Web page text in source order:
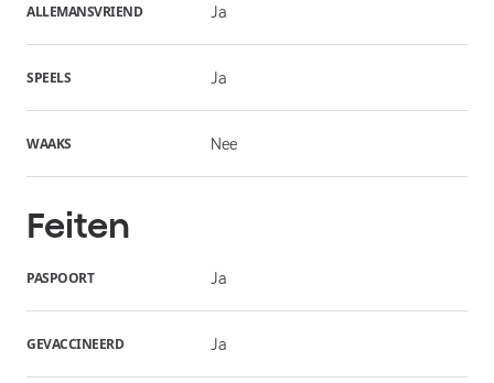
ALLEMANSVRIEND Ja
SPEELS Ja
WAAKS Nee
Feiten
PASPOORT Ja
GEVACCINEERD Ja